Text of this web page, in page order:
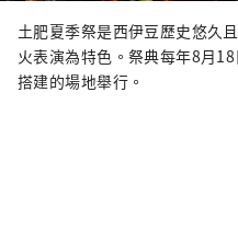
土肥夏季祭是西伊豆歷史悠久
火表演為特色。祭典每年8月
搭建的場地舉行。